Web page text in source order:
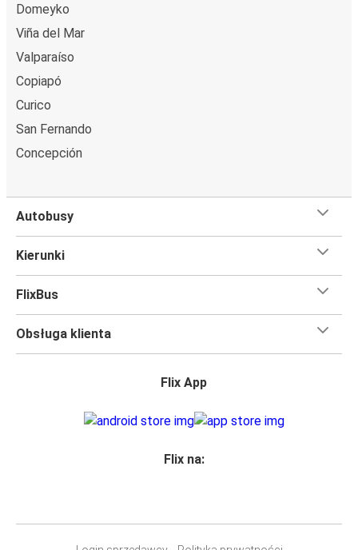
Domeyko
Viña del Mar
Valparaíso
Copiapó
Curico
San Fernando
Concepción
Autobusy
Kierunki
FlixBus
Obsługa klienta
Flix App
Flix na: